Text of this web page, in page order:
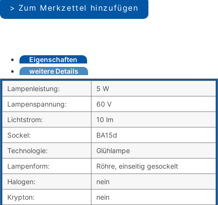
Zum Merkzettel hinzufügen
Eigenschaften
weitere Details
Lampenleistung:
5 W
Lampenspannung:
60 V
Lichtstrom:
10 lm
Sockel:
BA15d
Technologie:
Glühlampe
Lampenform:
Röhre, einseitig gesockelt
Halogen:
nein
Krypton:
nein